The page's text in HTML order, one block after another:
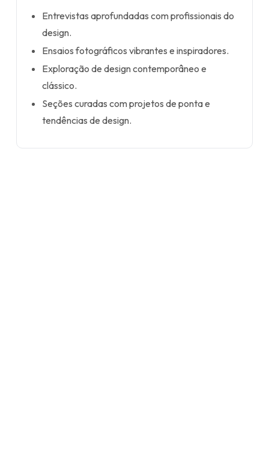
Entrevistas aprofundadas com profissionais do
design.
Ensaios fotográficos vibrantes e inspiradores.
Exploração de design contemporâneo e
clássico.
Seções curadas com projetos de ponta e
tendências de design.